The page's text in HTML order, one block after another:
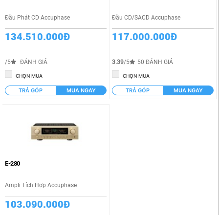
Đầu Phát CD Accuphase
134.510.000Đ
/5 ĐÁNH GIÁ
CHỌN MUA
TRẢ GÓP MUA NGAY
Đầu CD/SACD Accuphase
117.000.000Đ
3.39/5 50 ĐÁNH GIÁ
CHỌN MUA
TRẢ GÓP MUA NGAY
E-280
Ampli Tích Hợp Accuphase
103.090.000Đ